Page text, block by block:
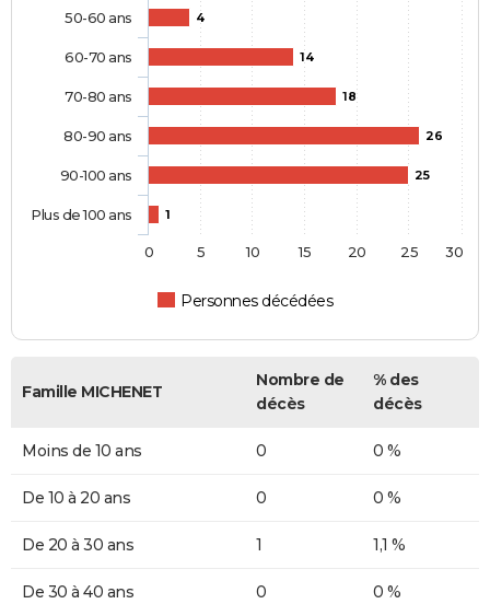
4
14
18
26
25
1
Personnes décédées
50-60 ans
60-70 ans
70-80 ans
80-90 ans
90-100 ans
Plus de 100 ans
0 5 10 15 20 25 30
Famille MICHENET
Nombre de
décès
% des
décès
Moins de 10 ans 0 0 %
De 10 à 20 ans 0 0 %
De 20 à 30 ans 1 1,1 %
De 30 à 40 ans 0 0 %